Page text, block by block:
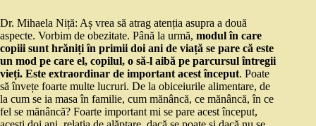
Dr. Mihaela Niță: Aș vrea să atrag atenția asupra a două
aspecte. Vorbim de obezitate. Până la urmă, modul în care
copiii sunt hrăniți în primii doi ani de viață se pare că este
un mod pe care el, copilul, o să-l aibă pe parcursul întregii
vieți. Este extraordinar de important acest început. Poate
să învețe foarte multe lucruri. De la obiceiurile alimentare, de
la cum se ia masa în familie, cum mănâncă, ce mănâncă, în ce
fel se mănâncă? Foarte important mi se pare acest început,